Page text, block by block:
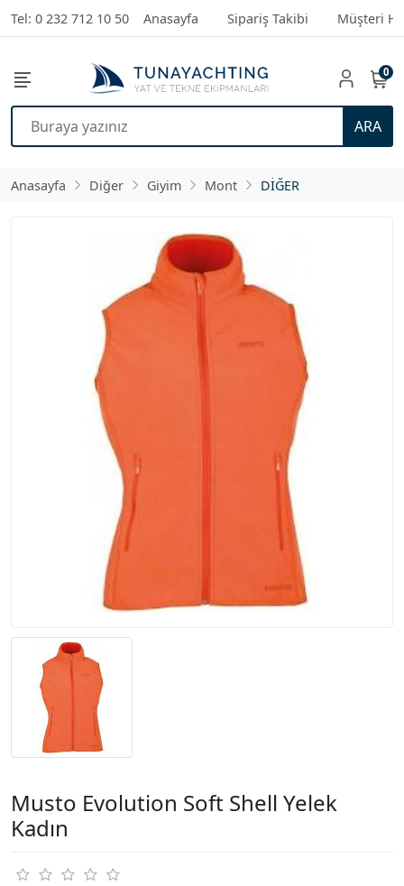
Tel: 0 232 712 10 50 Anasayfa Sipariş Takibi Müşteri
ARA
0
Anasayfa Diğer Giyim Mont DİĞER
Musto Evolution Soft Shell Yelek
Kadın